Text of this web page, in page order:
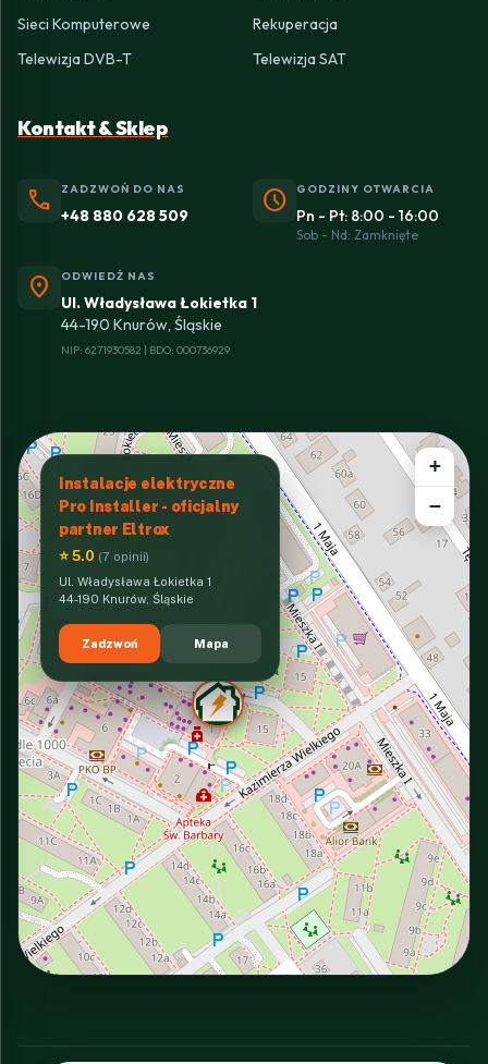
Sieci Komputerowe
Rekuperacja
Telewizja DVB-T
Telewizja SAT
Kontakt & Sklep
phone ZADZWOŃ DO NAS
+48 880 628 509 schedule GODZINY OTWARCIA
Pn - Pt: 8:00 - 16:00
Sob - Nd: Zamknięte
location_on ODWIEDŹ NAS
Ul. Władysława Łokietka 1
44-190 Knurów, Śląskie
NIP: 6271930582 | BDO: 000736929
Instalacje elektryczne
Pro Installer - oficjalny
partner Eltrox
⭐ 5.0 (7 opinii)
Ul. Władysława Łokietka 1
44-190 Knurów, Śląskie
Zadzwoń Mapa
+
−
INTERACTIVE VIEW